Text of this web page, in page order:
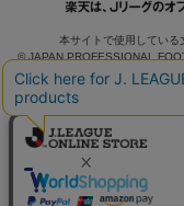
本サイトで使用している
© JAPAN PROFESSIONAL